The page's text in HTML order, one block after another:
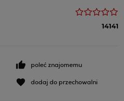
14141
poleć znajomemu
dodaj do przechowalni